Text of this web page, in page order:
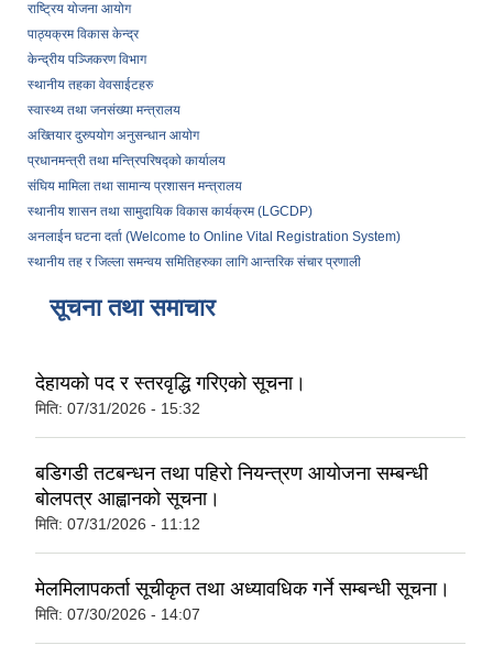
राष्ट्रिय योजना आयोग
पाठ्यक्रम विकास केन्द्र
केन्द्रीय पञ्जिकरण विभाग
स्थानीय तहका वेवसाईटहरु
स्वास्थ्य तथा जनसंख्या मन्त्रालय
अख्तियार दुरुपयोग अनुसन्धान आयोग
प्रधानमन्त्री तथा मन्त्रिपरिषद्को कार्यालय
संघिय मामिला तथा सामान्य प्रशासन मन्त्रालय
स्थानीय शासन तथा सामुदायिक विकास कार्यक्रम (LGCDP)
अनलाईन घटना दर्ता (Welcome to Online Vital Registration System)
स्थानीय तह र जिल्ला समन्वय समितिहरुका लागि आन्तरिक संचार प्रणाली
सूचना तथा समाचार
देहायको पद र स्तरवृद्धि गरिएको सूचना।
मिति: 07/31/2026 - 15:32
बडिगडी तटबन्धन तथा पहिरो नियन्त्रण आयोजना सम्बन्धी
बोलपत्र आह्वानको सूचना।
मिति: 07/31/2026 - 11:12
मेलमिलापकर्ता सूचीकृत तथा अध्यावधिक गर्ने सम्बन्धी सूचना।
मिति: 07/30/2026 - 14:07